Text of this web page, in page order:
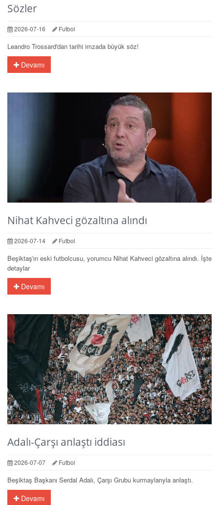
Sözler
2026-07-16 Futbol
Leandro Trossard'dan tarihi imzada büyük söz!
Devamı
Nihat Kahveci gözaltına alındı
2026-07-14 Futbol
Beşiktaş'ın eski futbolcusu, yorumcu Nihat Kahveci gözaltına alındı. İşte
detaylar
Devamı
Adalı-Çarşı anlaştı iddiası
2026-07-07 Futbol
Beşiktaş Başkanı Serdal Adalı, Çarşı Grubu kurmaylarıyla anlaştı.
Devamı